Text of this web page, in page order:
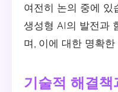
여전히 논의 중에 있
생성형 AI의 발전과
며, 이에 대한 명확
기술적 해결책